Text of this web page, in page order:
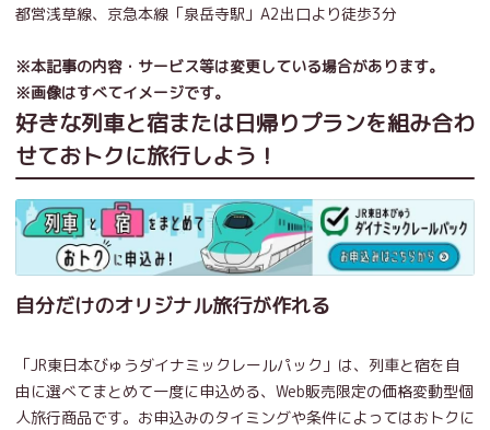
都営浅草線、京急本線「泉岳寺駅」A2出口より徒歩3分
※本記事の内容・サービス等は変更している場合があります。
※画像はすべてイメージです。
好きな列車と宿または日帰りプランを組み合わ
せておトクに旅行しよう！
自分だけのオリジナル旅行が作れる
「JR東日本びゅうダイナミックレールパック」は、列車と宿を自
由に選べてまとめて一度に申込める、Web販売限定の価格変動型個
人旅行商品です。お申込みのタイミングや条件によってはおトクに